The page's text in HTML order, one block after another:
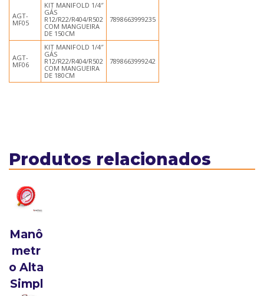
AGT-
MF05
KIT MANIFOLD 1/4″
GÁS
R12/R22/R404/R502
COM MANGUEIRA
DE 150CM
7898663999235
AGT-
MF06
KIT MANIFOLD 1/4″
GÁS
R12/R22/R404/R502
COM MANGUEIRA
DE 180CM
7898663999242
Produtos relacionados
Manô
metr
o Alta
Simpl